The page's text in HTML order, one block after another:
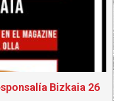
Bizkaia 26